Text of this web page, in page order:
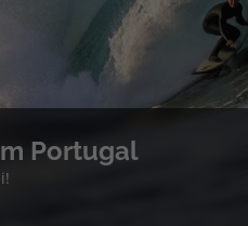
Portugal